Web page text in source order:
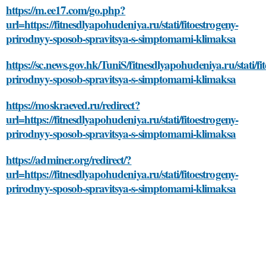
https://m.ee17.com/go.php?
url=https://fitnesdlyapohudeniya.ru/stati/fitoestrogeny-
prirodnyy-sposob-spravitsya-s-simptomami-klimaksa
https://sc.news.gov.hk/TuniS/fitnesdlyapohudeniya.ru/stati/
prirodnyy-sposob-spravitsya-s-simptomami-klimaksa
https://moskraeved.ru/redirect?
url=https://fitnesdlyapohudeniya.ru/stati/fitoestrogeny-
prirodnyy-sposob-spravitsya-s-simptomami-klimaksa
https://adminer.org/redirect/?
url=https://fitnesdlyapohudeniya.ru/stati/fitoestrogeny-
prirodnyy-sposob-spravitsya-s-simptomami-klimaksa